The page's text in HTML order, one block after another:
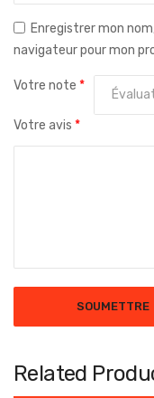
Enregistrer mon
navigateur pour mon
Votre note *
Votre avis *
Related